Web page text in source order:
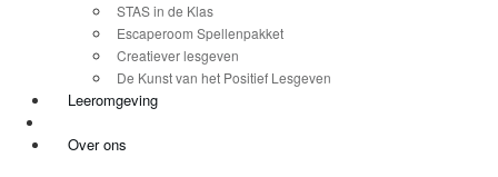
STAS in de Klas
Escaperoom Spellenpakket
Creatiever lesgeven
De Kunst van het Positief Lesgeven
Leeromgeving
Over ons